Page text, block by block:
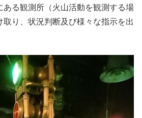
ある観測所（火山活動を観測する場
取り、状況判断及び様々な指示を出